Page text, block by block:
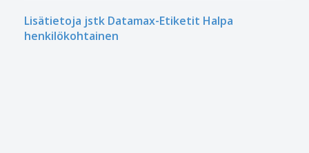
Lisätietoja jstk Datamax-Etiketit Halpa
henkilökohtainen